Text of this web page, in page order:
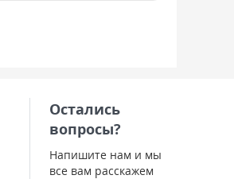
Остались
вопросы?
Напишите нам и мы
все вам расскажем